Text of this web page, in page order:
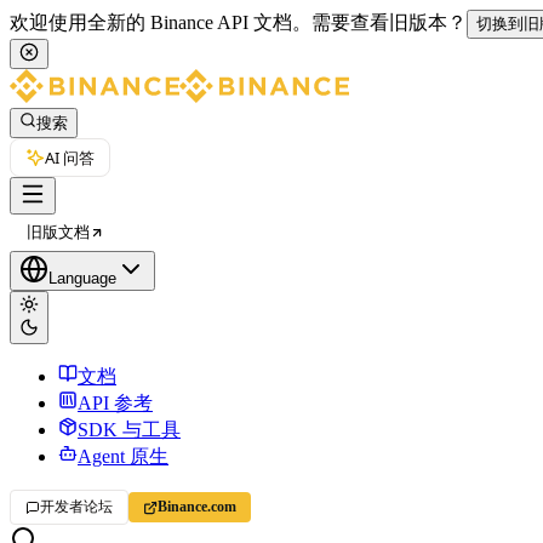
欢迎使用全新的 Binance API 文档。 需要查看旧版本？ 切换到旧
搜索
AI 问答
旧版文档
Language
文档
API 参考
SDK 与工具
Agent 原生
开发者论坛 Binance.com